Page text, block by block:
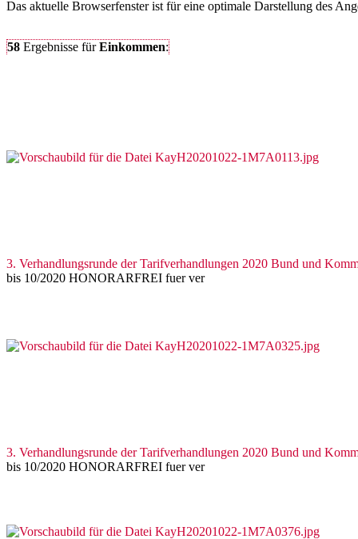
Das aktuelle Browserfenster ist für eine optimale Darstellung des
58 Ergebnisse fürEinkommen:
3. Verhandlungsrunde der Tarifverhandlungen 2020 Bund und
bis 10/2020 HONORARFREI fuer ver
3. Verhandlungsrunde der Tarifverhandlungen 2020 Bund und
bis 10/2020 HONORARFREI fuer ver